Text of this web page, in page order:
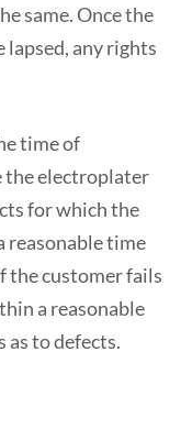
same. Once the
any rights
time of
the electroplater
for which the
reasonable time
the customer fails
a reasonable
to defects.